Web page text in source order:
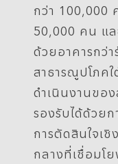
กว่า 100,000
50,000 คน แ
ด้วยอาคารกว่
สาธารณูปโภค
ดำเนินงานขอ
รองรับได้ด้วย
การตัดสินใจเ
กลางที่เชื่อมโ